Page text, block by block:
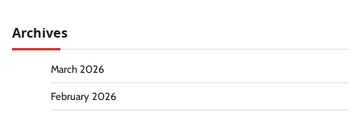
Archives
March 2026
February 2026